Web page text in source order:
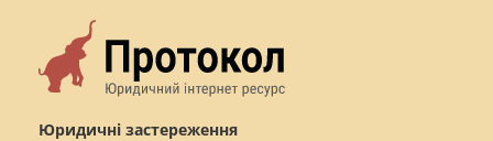
Юридичні застереження